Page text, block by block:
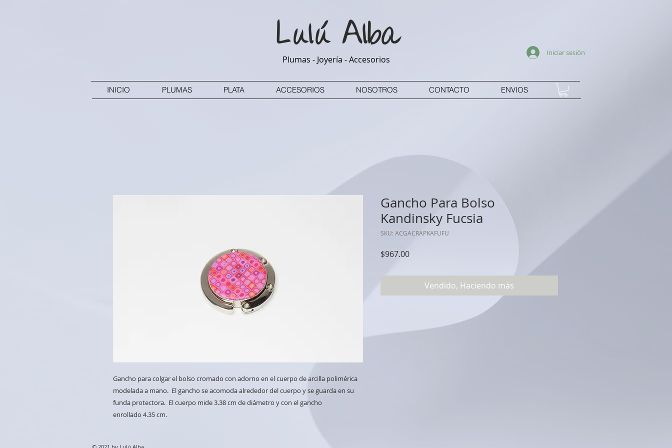
LulúAlba
Plumas - Joyería - Accesorios
Iniciar sesión
INICIO PLUMAS PLATA ACCESORIOS NOSOTROS CONTACTO ENVIOS
Gancho para colgar el bolso cromado con adorno en el cuerpo de arcilla polimérica
modelada a mano. El gancho se acomoda alrededor del cuerpo y se guarda en su
funda protectora. El cuerpo mide 3.38 cm de diámetro y con el gancho
enrollado 4.35 cm.
Gancho Para Bolso
Kandinsky Fucsia
SKU: ACGACRAPKAFUFU
$967.00Precio
Vendido, Haciendo más